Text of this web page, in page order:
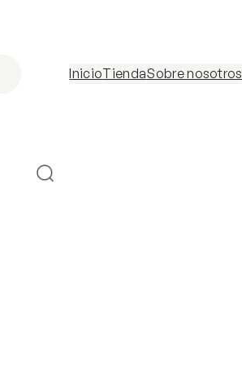
InicioTiendaSobre nosotros